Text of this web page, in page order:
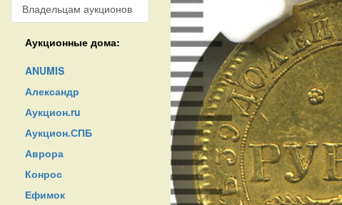
Владельцам аукционов
Аукционные дома:
ANUMIS
Александр
Аукцион.ru
Аукцион.СПБ
Аврора
Конрос
Ефимок